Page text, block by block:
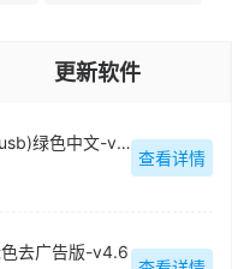
更新软件
U盘低格工具(Rmprepusb)绿色中文-v2.1.744
查看详情
去广告版-v4.6